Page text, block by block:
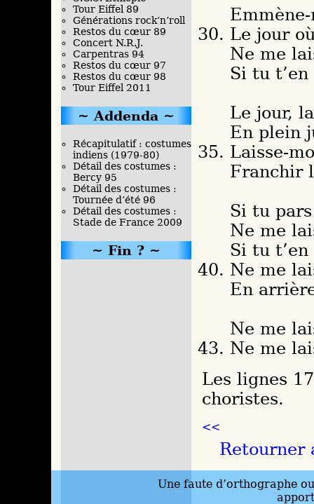
Le jour
Ne me
Si tu
Le jour,
En plein
Laisse-
Franchir
Si tu
Ne me
Si tu
Ne me
En
Ne me
Ne me
Les lignes
choristes.
<<
Retourner
Tour Eiffel 89
Générations rock’n’roll
Restos du cœur 89
Concert N.R.J.
Carpentras 94
Restos du cœur 97
Restos du cœur 98
Tour Eiffel 2011
Addenda
Récapitulatif : costumes
indiens (1979-80)
Détail des costumes :
Bercy 95
Détail des costumes :
Tournée d’été 96
Détail des costumes :
Stade de France 2009
Fin ?
Une faute d’orthographe